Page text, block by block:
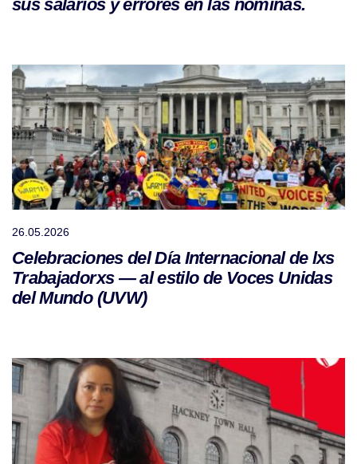
sus salarios y errores en las nóminas.
26.05.2026
Celebraciones del Día Internacional de lxs
Trabajadorxs — al estilo de Voces Unidas
del Mundo (UVW)